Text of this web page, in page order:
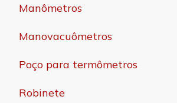
Manômetros
Manovacuômetros
Poço para termômetros
Robinete